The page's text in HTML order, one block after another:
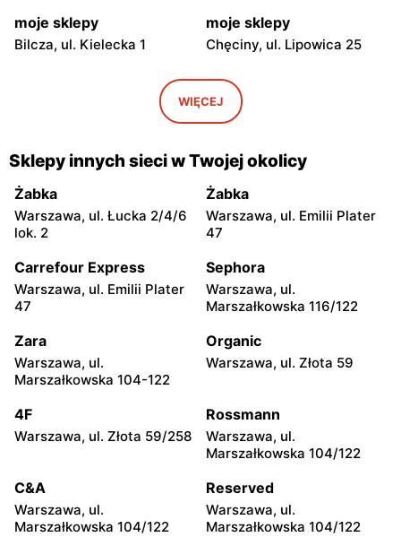
moje sklepy
Bilcza, ul. Kielecka 1
moje sklepy
Chęciny, ul. Lipowica 25
Iwaniska, ul. Ujazdowska 5
moje sklepy
Bogoria, ul. Rynek 30
Gorzyce, ul. Szkolna 44 Grębów, ul. Wydrza 180
moje sklepy
Jadachy, ul. Jadachy 111
moje sklepy
Jeżowe, ul. Zalesie 77
Kazimierza Wielka, ul.
Kolejowa 15
Kamień, ul. Błonie 23
Górki, ul. Górki 71
Gumniska, ul. Gumniska
157C
Iwierzyce, ul. Iwierzyce
152A
Tczew, ul. Franciszka Żwirki
61
Hyżne, ul. Hyżne 100 Jarosław, ul. Pełkińska 147
moje sklepy moje sklepy
WIĘCEJ
Sklepy innych sieci w Twojej okolicy
Żabka
Warszawa, ul. Łucka 2/4/6
lok. 2
Żabka
Warszawa, ul. Emilii Plater
47
Carrefour Express
Warszawa, ul. Emilii Plater
47
Sephora
Warszawa, ul.
Marszałkowska 116/122
Zara
Warszawa, ul.
Marszałkowska 104-122
Organic
Warszawa, ul. Złota 59
4F
Warszawa, ul. Złota 59/258
Rossmann
Warszawa, ul.
Marszałkowska 104/122
C&A
Warszawa, ul.
Marszałkowska 104/122
Reserved
Warszawa, ul.
Marszałkowska 104/122